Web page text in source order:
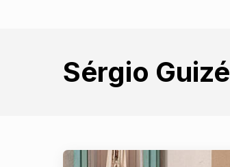
Sérgio Guizé